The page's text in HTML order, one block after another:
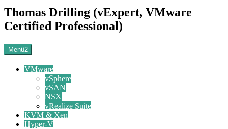
Thomas Drilling (vExpert, VMware
Certified Professional)
Menü2
VMware
vSphere
vSAN
NSX
vRealize Suite
KVM & Xen
Hyper-V